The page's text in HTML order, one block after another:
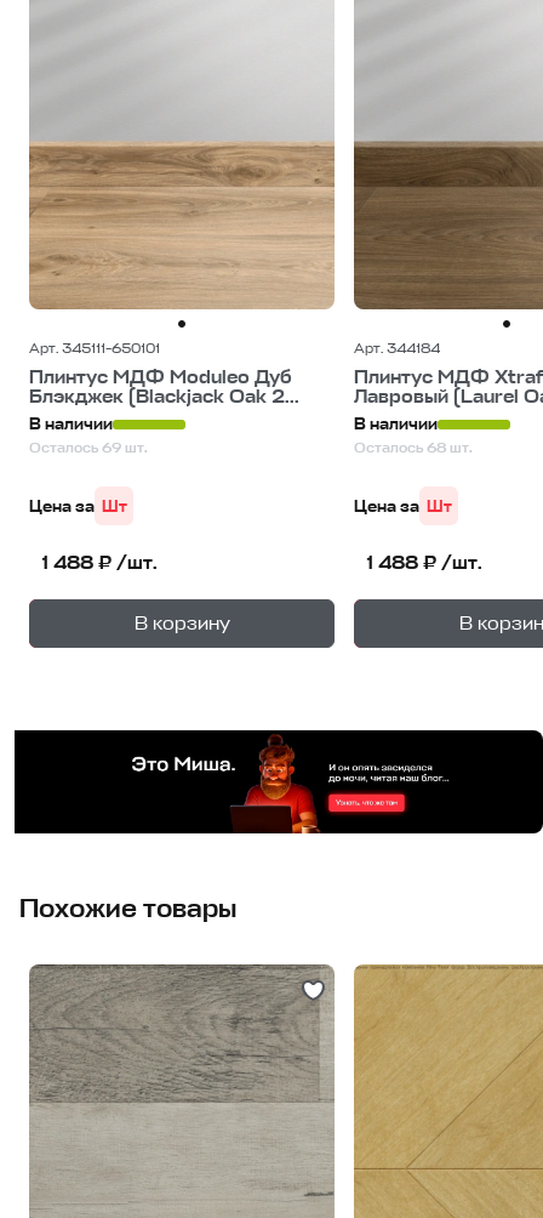
Арт. 345111-650101
Плинтус МДФ Moduleo Дуб
Блэкджек (Blackjack Oak 2...
В наличии
Осталось 69 шт.
Цена за Шт
1 488 ₽ /шт.
В корзину
1уп.
Арт. 344184
Плинтус МДФ
Лавровый (Laurel
В наличии
Осталось 68 шт.
Цена за Шт
1 488 ₽ /шт.
В 1
Похожие товары